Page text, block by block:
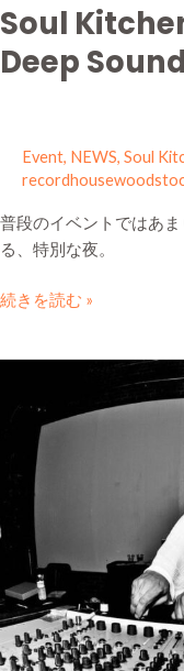
Soul
Deep
Event, NEWS, Soul
普段のイベントではあ
る、特別な夜。
続きを読む »
CLAUSSELL
り
来
熊！